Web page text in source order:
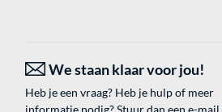
We staan klaar voor jou!
Heb je een vraag? Heb je hulp of meer